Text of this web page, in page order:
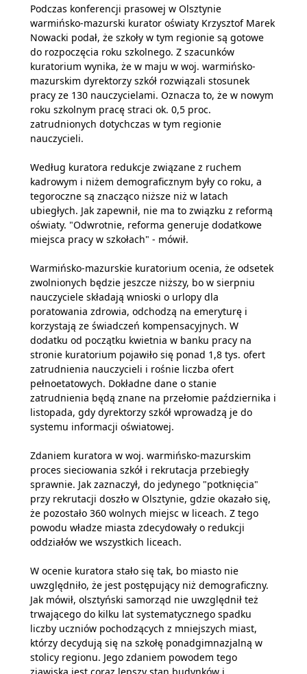
Podczas konferencji prasowej w Olsztynie
warmińsko-mazurski kurator oświaty Krzysztof Marek
Nowacki podał, że szkoły w tym regionie są gotowe
do rozpoczęcia roku szkolnego. Z szacunków
kuratorium wynika, że w maju w woj. warmińsko-
mazurskim dyrektorzy szkół rozwiązali stosunek
pracy ze 130 nauczycielami. Oznacza to, że w nowym
roku szkolnym pracę straci ok. 0,5 proc.
zatrudnionych dotychczas w tym regionie
nauczycieli.
Według kuratora redukcje związane z ruchem
kadrowym i niżem demograficznym były co roku, a
tegoroczne są znacząco niższe niż w latach
ubiegłych. Jak zapewnił, nie ma to związku z reformą
oświaty. "Odwrotnie, reforma generuje dodatkowe
miejsca pracy w szkołach" - mówił.
Warmińsko-mazurskie kuratorium ocenia, że odsetek
zwolnionych będzie jeszcze niższy, bo w sierpniu
nauczyciele składają wnioski o urlopy dla
poratowania zdrowia, odchodzą na emeryturę i
korzystają ze świadczeń kompensacyjnych. W
dodatku od początku kwietnia w banku pracy na
stronie kuratorium pojawiło się ponad 1,8 tys. ofert
zatrudnienia nauczycieli i rośnie liczba ofert
pełnoetatowych. Dokładne dane o stanie
zatrudnienia będą znane na przełomie października i
listopada, gdy dyrektorzy szkół wprowadzą je do
systemu informacji oświatowej.
Zdaniem kuratora w woj. warmińsko-mazurskim
proces sieciowania szkół i rekrutacja przebiegły
sprawnie. Jak zaznaczył, do jedynego "potknięcia"
przy rekrutacji doszło w Olsztynie, gdzie okazało się,
że pozostało 360 wolnych miejsc w liceach. Z tego
powodu władze miasta zdecydowały o redukcji
oddziałów we wszystkich liceach.
W ocenie kuratora stało się tak, bo miasto nie
uwzględniło, że jest postępujący niż demograficzny.
Jak mówił, olsztyński samorząd nie uwzględnił też
trwającego do kilku lat systematycznego spadku
liczby uczniów pochodzących z mniejszych miast,
którzy decydują się na szkołę ponadgimnazjalną w
stolicy regionu. Jego zdaniem powodem tego